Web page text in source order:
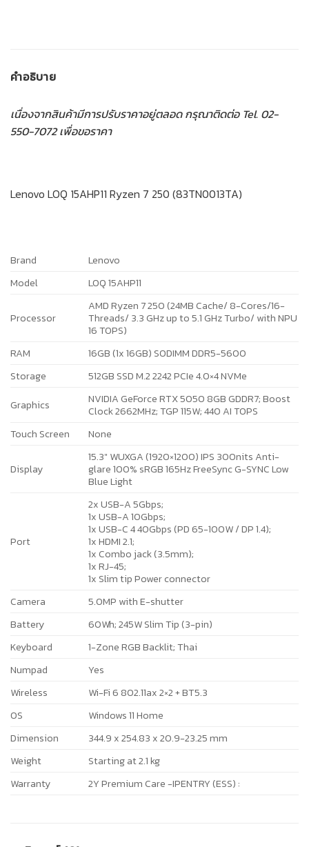
คำอธิบาย
เนื่องจากสินค้ามีการปรับราคาอยู่ตลอด กรุณาติดต่อ Tel. 02-
550-7072 เพื่อขอราคา
Lenovo LOQ 15AHP11 Ryzen 7 250 (83TN0013TA)
Brand
Lenovo
Model
LOQ 15AHP11
Processor
AMD Ryzen 7 250 (24MB Cache/ 8-Cores/16-
Threads/ 3.3 GHz up to 5.1 GHz Turbo/ with NPU
16 TOPS)
RAM
16GB (1x 16GB) SODIMM DDR5-5600
Storage
512GB SSD M.2 2242 PCIe 4.0×4 NVMe
Graphics
NVIDIA GeForce RTX 5050 8GB GDDR7; Boost
Clock 2662MHz; TGP 115W; 440 AI TOPS
Touch Screen
None
Display
15.3″ WUXGA (1920×1200) IPS 300nits Anti-
glare 100% sRGB 165Hz FreeSync G-SYNC Low
Blue Light
Port
2x USB-A 5Gbps;
1x USB-A 10Gbps;
1x USB-C 4 40Gbps (PD 65-100W / DP 1.4);
1x HDMI 2.1;
1x Combo jack (3.5mm);
1x RJ-45;
1x Slim tip Power connector
Camera
5.0MP with E-shutter
Battery
60Wh; 245W Slim Tip (3-pin)
Keyboard
1-Zone RGB Backlit; Thai
Numpad
Yes
Wireless
Wi-Fi 6 802.11ax 2×2 + BT5.3
OS
Windows 11 Home
Dimension
344.9 x 254.83 x 20.9-23.25 mm
Weight
Starting at 2.1 kg
Warranty
2Y Premium Care -IPENTRY (ESS) :